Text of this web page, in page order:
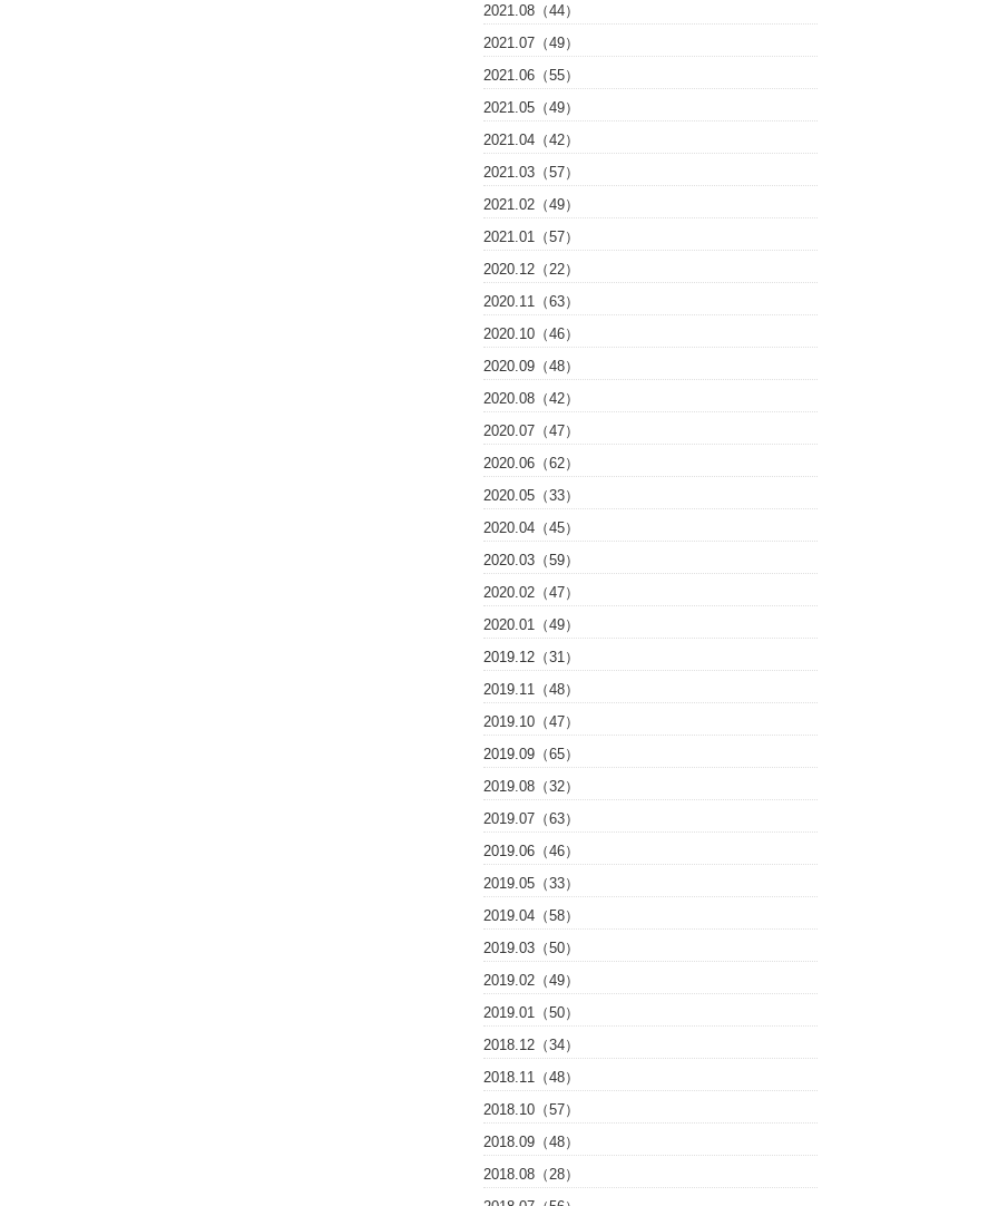
2021.08（44）
2021.07（49）
2021.06（55）
2021.05（49）
2021.04（42）
2021.03（57）
2021.02（49）
2021.01（57）
2020.12（22）
2020.11（63）
2020.10（46）
2020.09（48）
2020.08（42）
2020.07（47）
2020.06（62）
2020.05（33）
2020.04（45）
2020.03（59）
2020.02（47）
2020.01（49）
2019.12（31）
2019.11（48）
2019.10（47）
2019.09（65）
2019.08（32）
2019.07（63）
2019.06（46）
2019.05（33）
2019.04（58）
2019.03（50）
2019.02（49）
2019.01（50）
2018.12（34）
2018.11（48）
2018.10（57）
2018.09（48）
2018.08（28）